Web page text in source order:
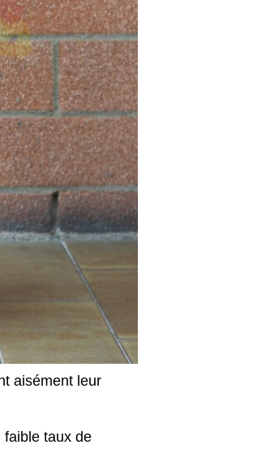
aisément leur
faible taux de